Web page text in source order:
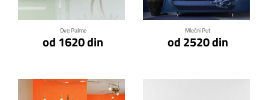
Dve Palme
od 1620 din
Mlečni Put
od 2520 din